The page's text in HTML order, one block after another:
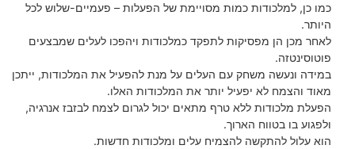
כמו כן, למלכודות כמות מסויימת של הפעלות – פעמיים-שלוש לכל
היותר.
לאחר מכן הן מפסיקות לתפקד כמלכודות ויהפכו לעלים שמבצעים
פוטוסינטזה.
במידה ונעשה משחק עם העלים על מנת להפעיל את המלכודות, ייתכן
מאוד והצמח לא יפעיל יותר את המלכודות האלו.
הפעלת מלכודות ללא טרף מתאים יכול לגרום לצמח לבזבז אנרגיה,
ולפגוע בו בטווח הארוך.
הוא עלול להתקשה להצמיח עלים ומלכודות חדשות.